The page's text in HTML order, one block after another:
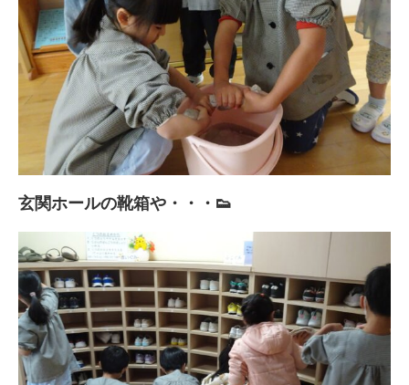
玄関ホールの靴箱や・・・👟